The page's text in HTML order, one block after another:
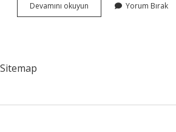
Devamını okuyun
2023
Yorum Bırak
Sitemap